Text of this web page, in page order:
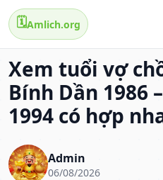
🗓️Amlich.org
Xem tuổi vợ
Bính Dần 1986
1994 có hợp
Admin
06/08/2026